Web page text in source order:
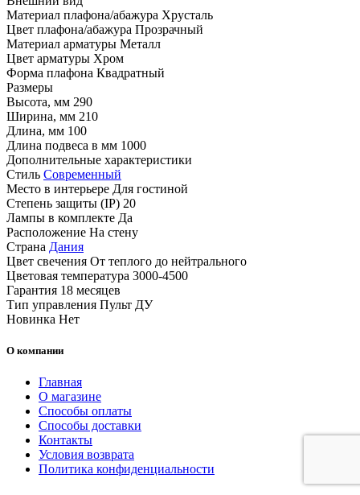
Материал плафона/абажура Хрусталь
Цвет плафона/абажура Прозрачный
Материал арматуры Металл
Цвет арматуры Хром
Форма плафона Квадратный
Размеры
Высота, мм 290
Ширина, мм 210
Длина, мм 100
Длина подвеса в мм 1000
Дополнительные характеристики
Стиль Современный
Место в интерьере Для гостиной
Степень защиты (IP) 20
Лампы в комплекте Да
Расположение На стену
Страна Дания
Цвет свечения От теплого до нейтрального
Цветовая температура 3000-4500
Гарантия 18 месяцев
Тип управления Пульт ДУ
Новинка Нет
О компании
Главная
О магазине
Способы оплаты
Способы доставки
Контакты
Условия возврата
Политика конфиденциальности